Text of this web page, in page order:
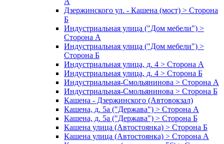
Дзержинского ул. - Кашена (мост) > Сторона
Б
Индустриальная улица ("Дом мебели") >
Сторона А
Индустриальная улица ("Дом мебели") >
Сторона Б
Индустриальная улица, д. 4 > Сторона А
Индустриальная улица, д. 4 > Сторона Б
Индустриальная-Смольянинова > Сторона А
Индустриальная-Смольянинова > Сторона Б
Кашена - Дзержинского (Автовокзал)
Кашена, д. 5а ("Держава") > Сторона А
Кашена, д. 5а ("Держава") > Сторона Б
Кашена улица (Автостоянка) > Сторона Б
Кашена улица (Автостоянка) > Сторона А